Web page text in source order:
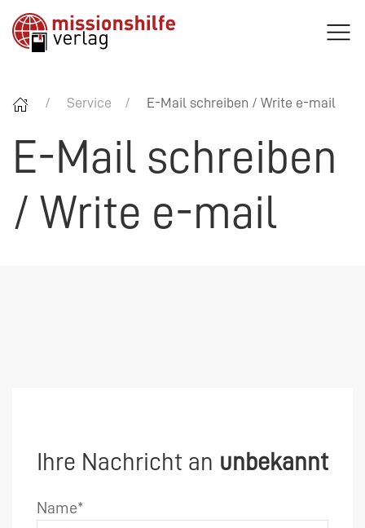
Service E-Mail schreiben / Write e-mail
E-Mail schreiben
/ Write e-mail
Ihre Nachricht an unbekannt
Name*